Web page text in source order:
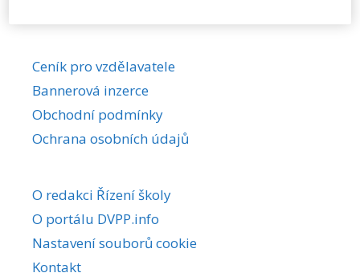
Ceník pro vzdělavatele
Bannerová inzerce
Obchodní podmínky
Ochrana osobních údajů
O redakci Řízení školy
O portálu DVPP.info
Nastavení souborů cookie
Kontakt